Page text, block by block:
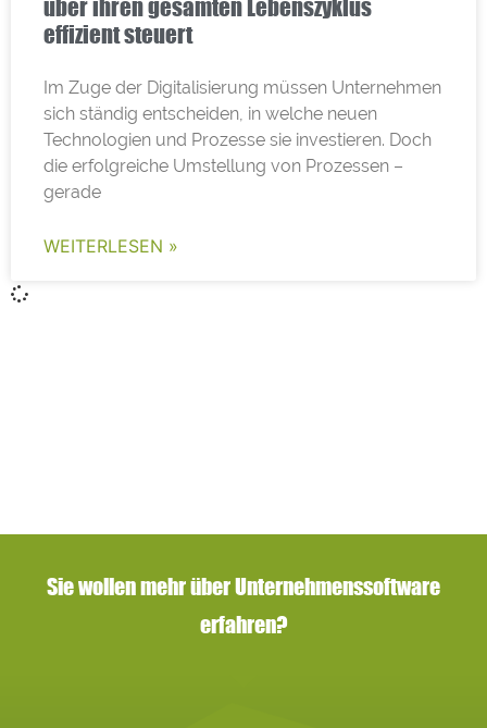
über ihren gesamten Lebenszyklus
effizient steuert
Im Zuge der Digitalisierung müssen Unternehmen
sich ständig entscheiden, in welche neuen
Technologien und Prozesse sie investieren. Doch
die erfolgreiche Umstellung von Prozessen –
gerade
WEITERLESEN »
Sie wollen mehr über Unternehmenssoftware
erfahren?